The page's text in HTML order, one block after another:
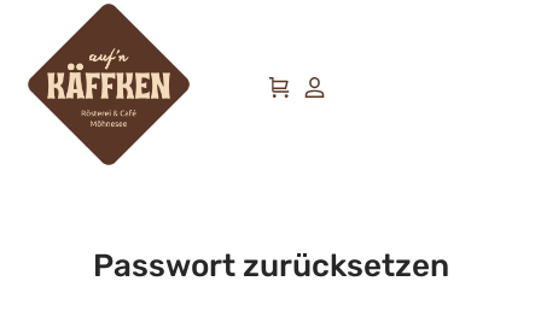
Passwort zurücksetzen